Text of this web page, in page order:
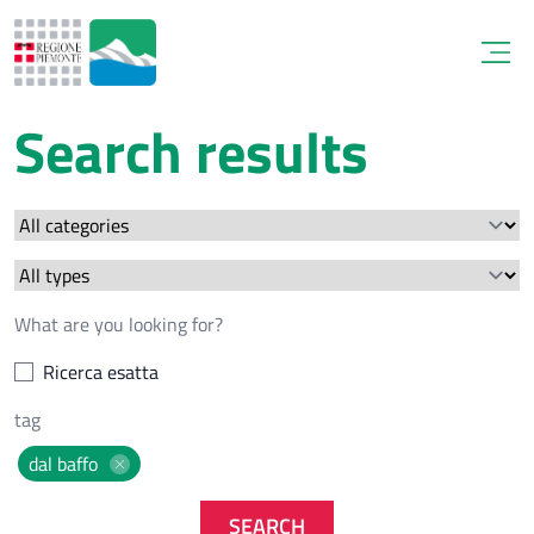
Search results
Ricerca esatta
dal baffo
SEARCH